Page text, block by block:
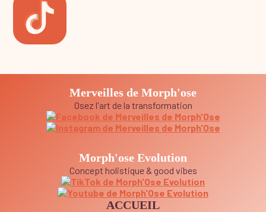
Merveilles de Morph'ose
Osez l'art de la transformation
Morph'ose Evolution
Concept holistique & good vibes
ACCUEIL